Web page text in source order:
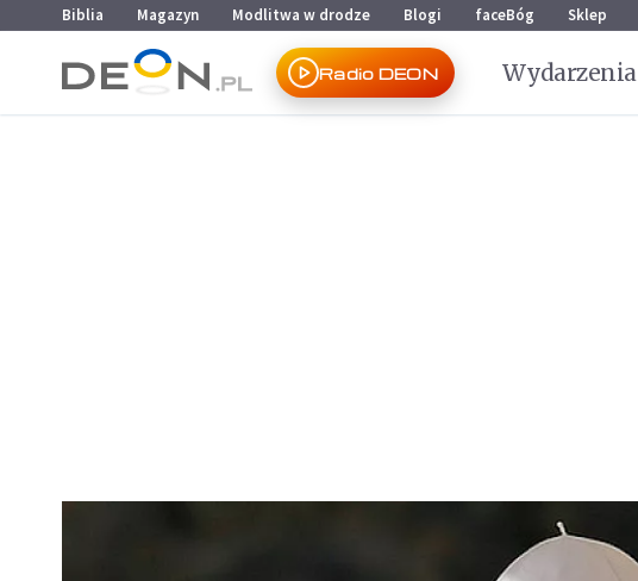
Przejdź do menu głównego
Przejdź do treści
Biblia Magazyn Modlitwa w drodze Blogi faceBóg Sklep
Radio DEON Wydarzenia